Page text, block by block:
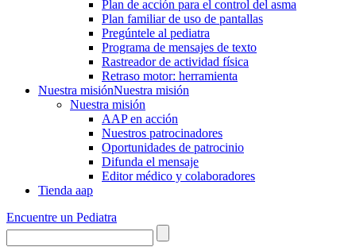
Plan de acción para el control del asma
Plan familiar de uso de pantallas
Pregúntele al pediatra
Programa de mensajes de texto
Rastre​​ador de activida​d física
Retraso motor: herramienta
Nuestra misiónNuestra misión
Nuestra misión
AAP en acción
Nuestros patrocinadores
Oportunidades de patrocinio
Difunda el mensaje
Editor médico y colaboradores
Tienda aap
Encuentre un Pediatra